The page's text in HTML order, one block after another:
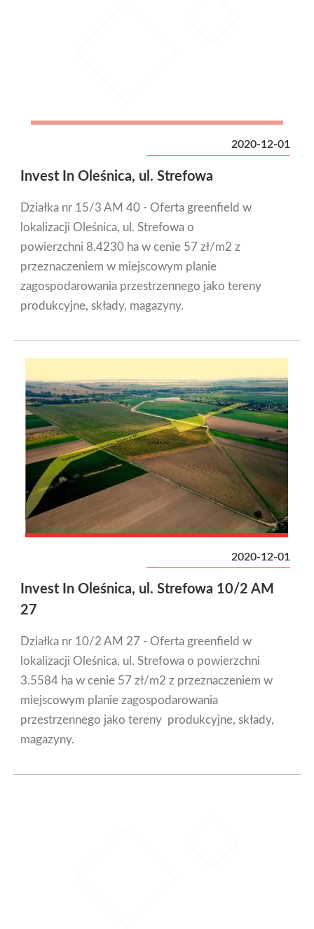
2020-12-01
Invest In Oleśnica, ul. Strefowa
Działka nr 15/3 AM 40 - Oferta greenfield w
lokalizacji Oleśnica, ul. Strefowa o
powierzchni 8.4230 ha w cenie 57 zł/m2 z
przeznaczeniem w miejscowym planie
zagospodarowania przestrzennego jako tereny
produkcyjne, składy, magazyny.
2020-12-01
Invest In Oleśnica, ul. Strefowa 10/2 AM
27
Działka nr 10/2 AM 27 - Oferta greenfield w
lokalizacji Oleśnica, ul. Strefowa o powierzchni
3.5584 ha w cenie 57 zł/m2 z przeznaczeniem w
miejscowym planie zagospodarowania
przestrzennego jako tereny produkcyjne, składy,
magazyny.